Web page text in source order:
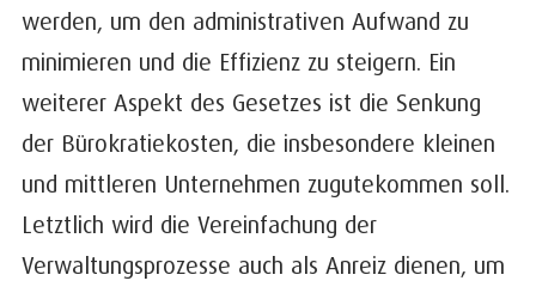
werden, um den administrativen Aufwand zu
minimieren und die Effizienz zu steigern. Ein
weiterer Aspekt des Gesetzes ist die Senkung
der Bürokratiekosten, die insbesondere kleinen
und mittleren Unternehmen zugutekommen soll.
Letztlich wird die Vereinfachung der
Verwaltungsprozesse auch als Anreiz dienen, um